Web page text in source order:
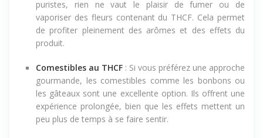
puristes, rien ne vaut le plaisir de fumer ou de
vaporiser des fleurs contenant du THCF. Cela permet
de profiter pleinement des arômes et des effets du
produit.
Comestibles au THCF : Si vous préférez une approche
gourmande, les comestibles comme les bonbons ou
les gâteaux sont une excellente option. Ils offrent une
expérience prolongée, bien que les effets mettent un
peu plus de temps à se faire sentir.